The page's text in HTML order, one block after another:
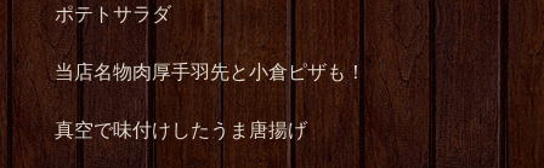
ポテトサラダ
当店名物肉厚手羽先と小倉ピザも！
真空で味付けしたうま唐揚げ